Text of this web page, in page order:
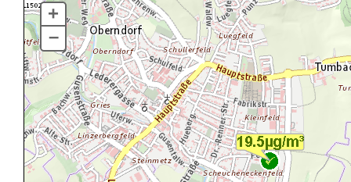
+
–